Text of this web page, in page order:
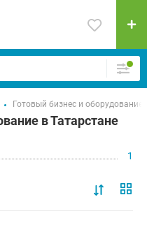
Готовый бизнес и оборудование
в Татарстане
1